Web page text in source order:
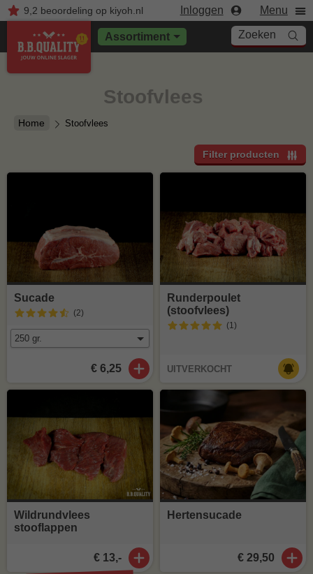
9,2 beoordelingop kiyoh.nl Inloggen Menu
Assortiment Zoeken
Home Stoofvlees
Stoofvlees
Filter producten
Sucade
(2)
€ 6,25
Runderpoulet
(stoofvlees)
(1)
UITVERKOCHT
Wildrundvlees
stooflappen
€ 13,-
Hertensucade
€ 29,50